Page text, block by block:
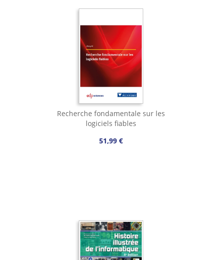
Recherche fondamentale sur les
logiciels fiables
51,99 €